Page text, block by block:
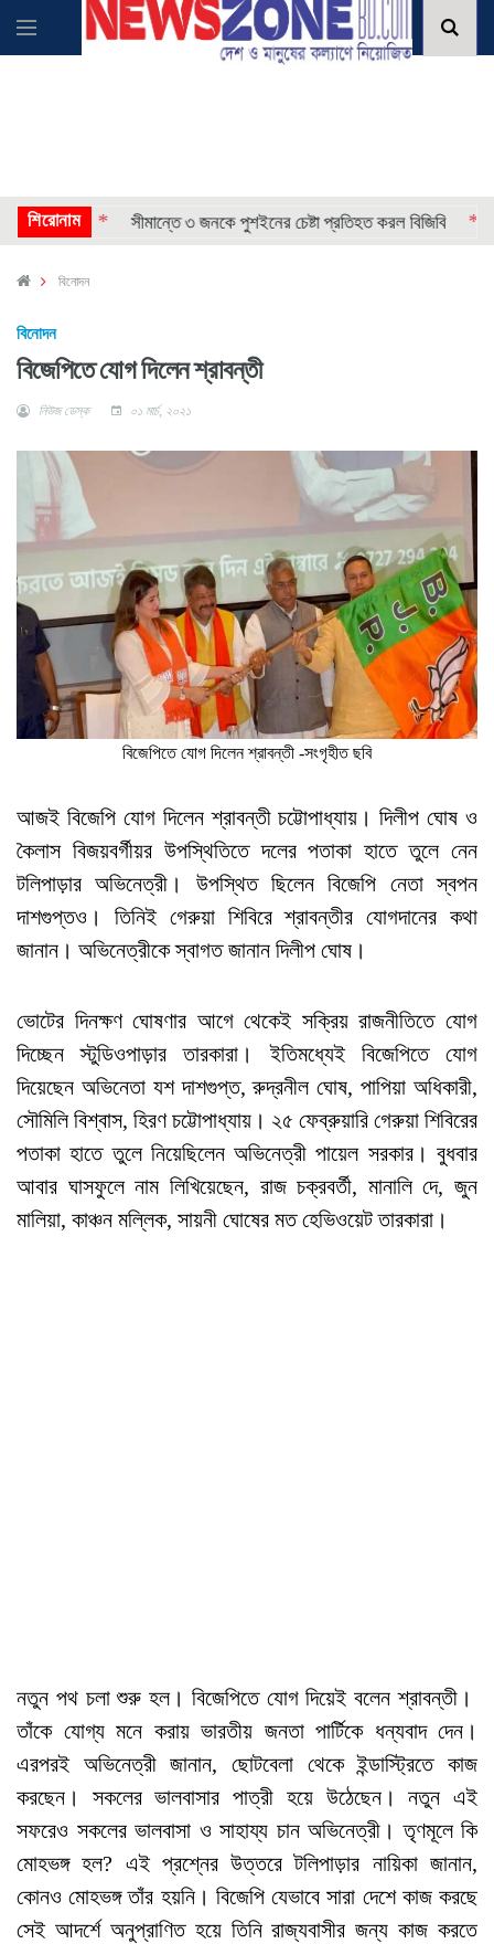
শিরোনাম
* * * * সীমান্তে ৩ জনকে পুশইনের চেষ্টা প্রতিহত করল বিজিবি * * * *
বিনোদন
বিনোদন
বিজেপিতে যোগ দিলেন শ্রাবন্তী
নিউজ ডেস্ক ০১ মার্চ, ২০২১
বিজেপিতে যোগ দিলেন শ্রাবন্তী -সংগৃহীত ছবি
আজই বিজেপি যোগ দিলেন শ্রাবন্তী চট্টোপাধ্যায়। দিলীপ ঘোষ ও
কৈলাস বিজয়বর্গীয়র উপস্থিতিতে দলের পতাকা হাতে তুলে নেন
টলিপাড়ার অভিনেত্রী। উপস্থিত ছিলেন বিজেপি নেতা স্বপন
দাশগুপ্তও। তিনিই গেরুয়া শিবিরে শ্রাবন্তীর যোগদানের কথা
জানান। অভিনেত্রীকে স্বাগত জানান দিলীপ ঘোষ।
ভোটের দিনক্ষণ ঘোষণার আগে থেকেই সক্রিয় রাজনীতিতে যোগ
দিচ্ছেন স্টুডিওপাড়ার তারকারা। ইতিমধ্যেই বিজেপিতে যোগ
দিয়েছেন অভিনেতা যশ দাশগুপ্ত, রুদ্রনীল ঘোষ, পাপিয়া অধিকারী,
সৌমিলি বিশ্বাস, হিরণ চট্টোপাধ্যায়। ২৫ ফেব্রুয়ারি গেরুয়া শিবিরের
পতাকা হাতে তুলে নিয়েছিলেন অভিনেত্রী পায়েল সরকার। বুধবার
আবার ঘাসফুলে নাম লিখিয়েছেন, রাজ চক্রবর্তী, মানালি দে, জুন
মালিয়া, কাঞ্চন মল্লিক, সায়নী ঘোষের মত হেভিওয়েট তারকারা।
নতুন পথ চলা শুরু হল। বিজেপিতে যোগ দিয়েই বলেন শ্রাবন্তী।
তাঁকে যোগ্য মনে করায় ভারতীয় জনতা পার্টিকে ধন্যবাদ দেন।
এরপরই অভিনেত্রী জানান, ছোটবেলা থেকে ইন্ডাস্ট্রিতে কাজ
করছেন। সকলের ভালবাসার পাত্রী হয়ে উঠেছেন। নতুন এই
সফরেও সকলের ভালবাসা ও সাহায্য চান অভিনেত্রী। তৃণমূলে কি
মোহভঙ্গ হল? এই প্রশ্নের উত্তরে টলিপাড়ার নায়িকা জানান,
কোনও মোহভঙ্গ তাঁর হয়নি। বিজেপি যেভাবে সারা দেশে কাজ করছে
সেই আদর্শে অনুপ্রাণিত হয়ে তিনি রাজ্যবাসীর জন্য কাজ করতে